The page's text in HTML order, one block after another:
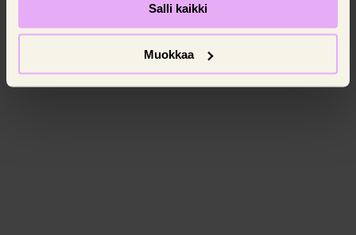
Pyydämme suostumustasi evästeiden käyttöön.
Salli kaikki
Muokkaa